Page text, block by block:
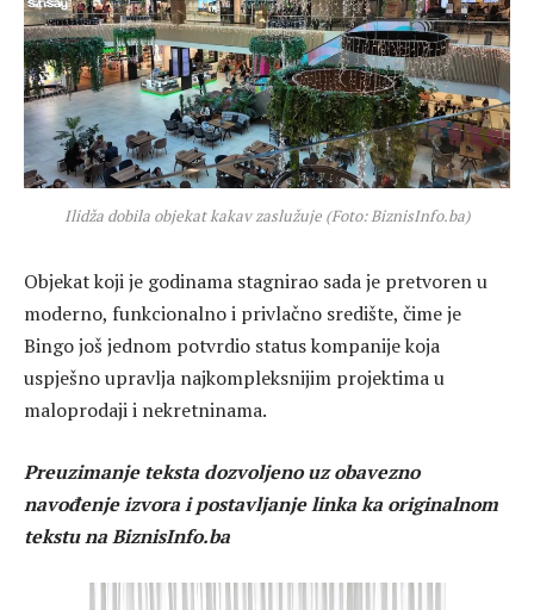
Ilidža dobila objekat kakav zaslužuje (Foto: BiznisInfo.ba)
Objekat koji je godinama stagnirao sada je pretvoren u
moderno, funkcionalno i privlačno središte, čime je
Bingo još jednom potvrdio status kompanije koja
uspješno upravlja najkompleksnijim projektima u
maloprodaji i nekretninama.
Preuzimanje teksta dozvoljeno uz obavezno
navođenje izvora i postavljanje linka ka originalnom
tekstu na BiznisInfo.ba